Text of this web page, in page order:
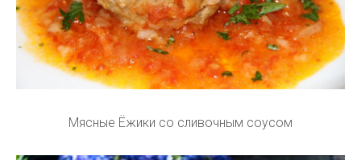
Мясные Ёжики со сливочным соусом